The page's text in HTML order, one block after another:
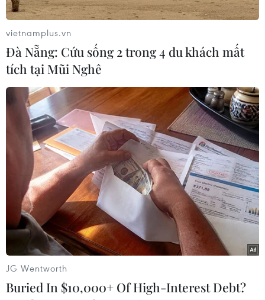
Các xạ thủ của Việt Nam thi đấu tốt và lọt vào vòng trong.
(Ảnh: Bộ Quốc phòng Nga)
vietnamplus.vn
Đà Nẵng: Cứu sống 2 trong 4 du khách mất
tích tại Mũi Nghê
JG Wentworth
Buried In $10,000+ Of High-Interest Debt?